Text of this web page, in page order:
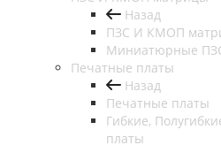
Назад
ПЗС И КМОП
Миниатюрные
Печатные платы
Назад
Печатные платы
Гибкие,
платы